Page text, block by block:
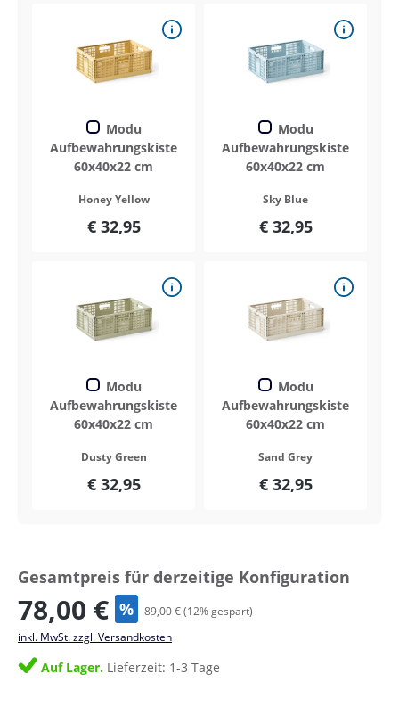
Modu
Aufbewahrungskiste
60x40x22 cm
Honey Yellow
€ 32,95
Modu
Aufbewahrungskiste
60x40x22 cm
Sky Blue
€ 32,95
Modu
Aufbewahrungskiste
60x40x22 cm
Dusty Green
€ 32,95
Modu
Aufbewahrungskiste
60x40x22 cm
Sand Grey
€ 32,95
Gesamtpreis für derzeitige Konfiguration
78,00 € % 89,00 €(12% gespart)
inkl. MwSt. zzgl. Versandkosten
Auf Lager. Lieferzeit: 1-3 Tage